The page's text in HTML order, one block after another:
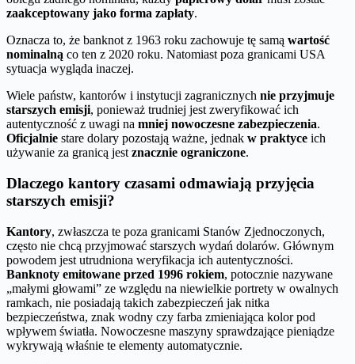
zaakceptowany jako forma zapłaty.
Oznacza to, że banknot z 1963 roku zachowuje tę samą wartość
nominalną co ten z 2020 roku. Natomiast poza granicami USA
sytuacja wygląda inaczej.
Wiele państw, kantorów i instytucji zagranicznych nie przyjmuje
starszych emisji, ponieważ trudniej jest zweryfikować ich
autentyczność z uwagi na mniej nowoczesne zabezpieczenia.
Oficjalnie stare dolary pozostają ważne, jednak w praktyce ich
używanie za granicą jest znacznie ograniczone.
Dlaczego kantory czasami odmawiają przyjęcia
starszych emisji?
Kantory, zwłaszcza te poza granicami Stanów Zjednoczonych,
często nie chcą przyjmować starszych wydań dolarów. Głównym
powodem jest utrudniona weryfikacja ich autentyczności.
Banknoty emitowane przed 1996 rokiem, potocznie nazywane
„małymi głowami” ze względu na niewielkie portrety w owalnych
ramkach, nie posiadają takich zabezpieczeń jak nitka
bezpieczeństwa, znak wodny czy farba zmieniająca kolor pod
wpływem światła. Nowoczesne maszyny sprawdzające pieniądze
wykrywają właśnie te elementy automatycznie.